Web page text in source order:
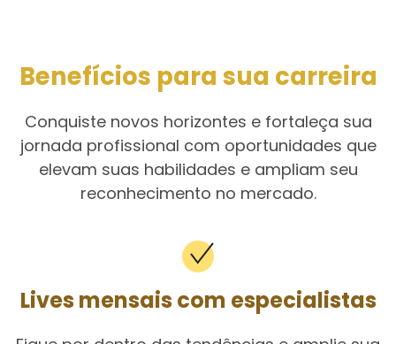
Benefícios para sua carreira
Conquiste novos horizontes e fortaleça sua
jornada profissional com oportunidades que
elevam suas habilidades e ampliam seu
reconhecimento no mercado.
Lives mensais com especialistas